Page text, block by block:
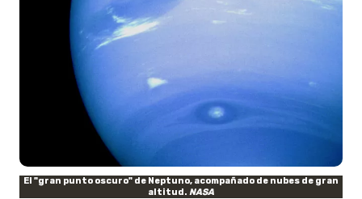
El "gran punto oscuro" de Neptuno, acompañado de nubes de gran
altitud. NASA